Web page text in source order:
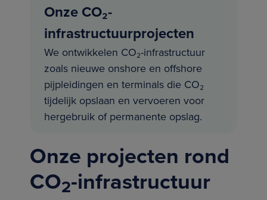
Onze CO₂-
infrastructuurprojecten
We ontwikkelen CO₂-infrastructuur
zoals nieuwe onshore en offshore
pijpleidingen en terminals die CO₂
tijdelijk opslaan en vervoeren voor
hergebruik of permanente opslag.
Onze projecten rond
CO2-infrastructuur